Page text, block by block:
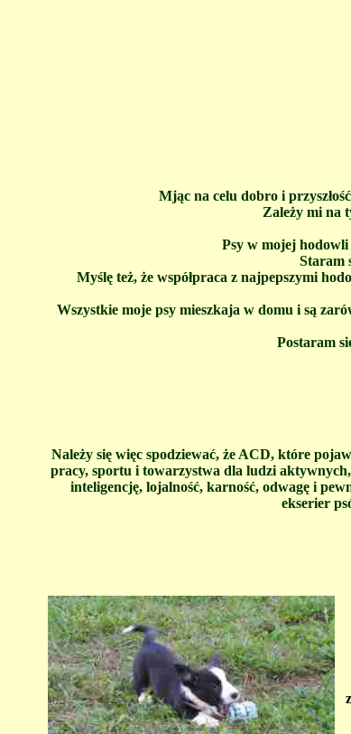
Mjąc na celu dobro i
Zależy mi na
Psy w mojej
Staram
Myślę też, że współpraca z najpepszymi
Wszystkie moje psy mieszkaja w domu i są
Postaram
Należy się więc spodziewać, że ACD, które
pracy, sportu i towarzystwa dla ludzi
inteligencję, lojalność, karność, odwagę i
ekserier